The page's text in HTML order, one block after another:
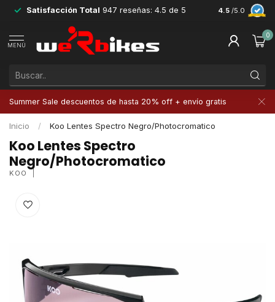
Satisfacción Total 947 reseñas: 4.5 de 5 4.5 /5.0
MENÚ
0
Summer Sale descuentos de hasta 20% off + envío gratis
Inicio / Koo Lentes Spectro Negro/Photocromatico
Koo Lentes Spectro
Negro/Photocromatico
KOO